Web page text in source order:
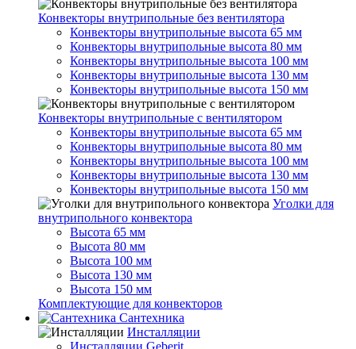
Конвекторы внутрипольные без вентилятора
Конвекторы внутрипольные высота 65 мм
Конвекторы внутрипольные высота 80 мм
Конвекторы внутрипольные высота 100 мм
Конвекторы внутрипольные высота 130 мм
Конвекторы внутрипольные высота 150 мм
Конвекторы внутрипольные с вентилятором
Конвекторы внутрипольные высота 65 мм
Конвекторы внутрипольные высота 80 мм
Конвекторы внутрипольные высота 100 мм
Конвекторы внутрипольные высота 130 мм
Конвекторы внутрипольные высота 150 мм
Уголки для
внутрипольного конвектора
Высота 65 мм
Высота 80 мм
Высота 100 мм
Высота 130 мм
Высота 150 мм
Комплектующие для конвекторов
Сантехника
Инсталляции
Инсталляции Geberit